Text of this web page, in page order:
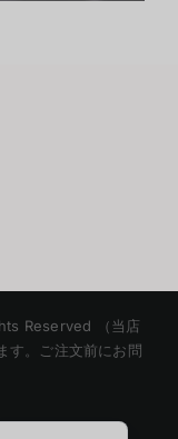
Reserved （当店
す。ご注文前にお問
Chinese